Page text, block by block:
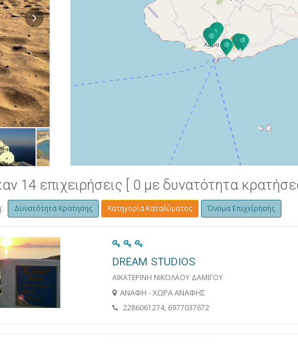
ΘΕΑ ΣΤΟ ΑΙΓΑΙΟ ΑΠΟ ΤΗΝ ΚΟΡΥΦΗ 460 ΜΕΤΡΑ ΣΤΟ ΟΡΟΣ
14 επιχειρήσεις [ 0 με δυνατότητα
Δυνατότητα Κρατησης Κατηγορία Καταλύματος Όνομα Επιχείρησης
DREAM STUDIOS
ΑΙΚΑΤΕΡΙΝΗ ΝΙΚΟΛΑΟΥ ΔΑΜΙΓΟΥ
ΑΝΑΦΗ - ΧΩΡΑ ΑΝΑΦΗΣ
2286061274, 6977037672